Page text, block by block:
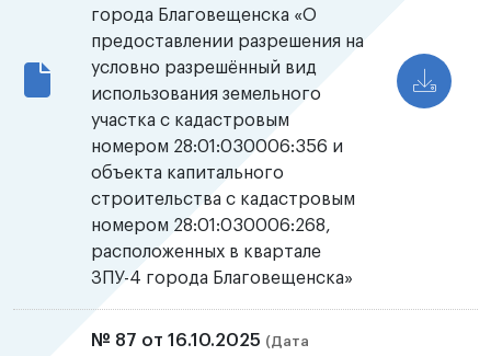
города Благовещенска «О
предоставлении разрешения на
условно разрешённый вид
использования земельного
участка с кадастровым
номером 28:01:030006:356 и
объекта капитального
строительства с кадастровым
номером 28:01:030006:268,
расположенных в квартале
ЗПУ-4 города Благовещенска»
№ 87 от 16.10.2025 (Дата